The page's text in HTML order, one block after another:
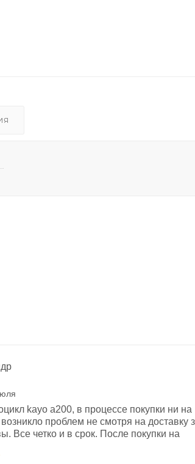
kayo a200, в процессе покупки ни на
проблем не смотря на доставку
Все четко и в срок. После покупки на
был 0, при этом представители
на связи и в итоге проблема была